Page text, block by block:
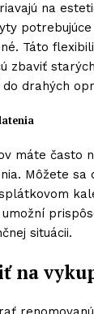
na
Táto
zbaviť
drahých
máte často
Môžete sa
umožní
situácii.
na